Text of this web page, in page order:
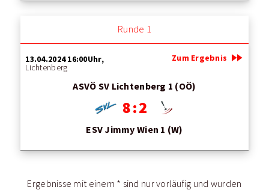
Runde 1
13.04.2024 16:00Uhr,
Lichtenberg
ASVÖ SV Lichtenberg 1 (OÖ)
8 : 2
ESV Jimmy Wien 1 (W)
Zum Ergebnis fast_forward
Ergebnisse mit einem * sind nur vorläufig und wurden